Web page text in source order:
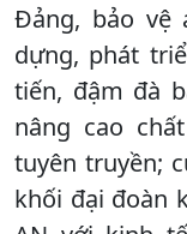
Đảng, bảo vệ
dựng, phát
tiến, đậm đà
nâng cao
tuyên truyền;
khối đại đoàn